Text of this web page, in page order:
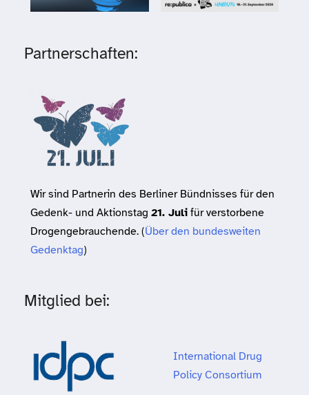
Partnerschaften:
Wir sind Partnerin des Berliner Bündnisses für den
Gedenk- und Aktionstag 21. Julifür verstorbene
Drogengebrauchende. (Über den bundesweiten
Gedenktag)
Mitglied bei:
International Drug
Policy Consortium